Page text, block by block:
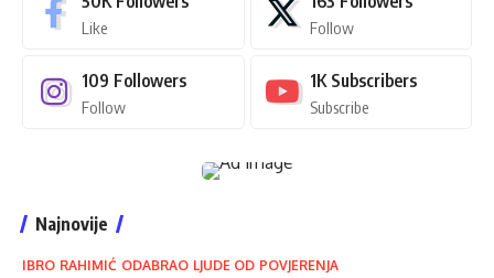
Like Follow
109 Followers
Follow
1K Subscribers
Subscribe
Najnovije
IBRO RAHIMIĆ ODABRAO LJUDE OD POVJERENJA